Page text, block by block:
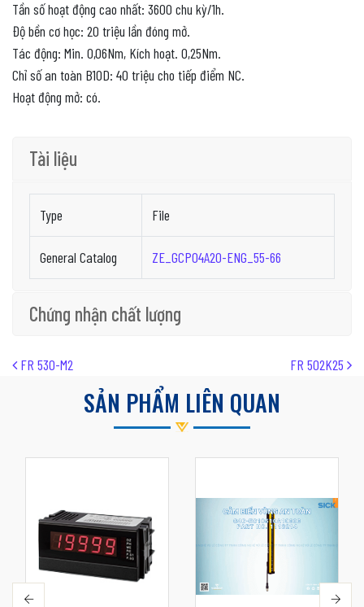
Tần số hoạt động cao nhất: 3600 chu kỳ/1h.
Độ bền cơ học: 20 triệu lần đóng mở.
Tác động: Min. 0,06Nm, Kích hoạt. 0,25Nm.
Chỉ số an toàn B10D: 40 triệu cho tiếp điểm NC.
Hoạt động mở: có.
Tài liệu
Type File
General Catalog ZE_GCP04A20-ENG_55-66
Chứng nhận chất lượng
Post navigation
FR 530-M2 FR 502K25
SẢN PHẨM LIÊN QUAN